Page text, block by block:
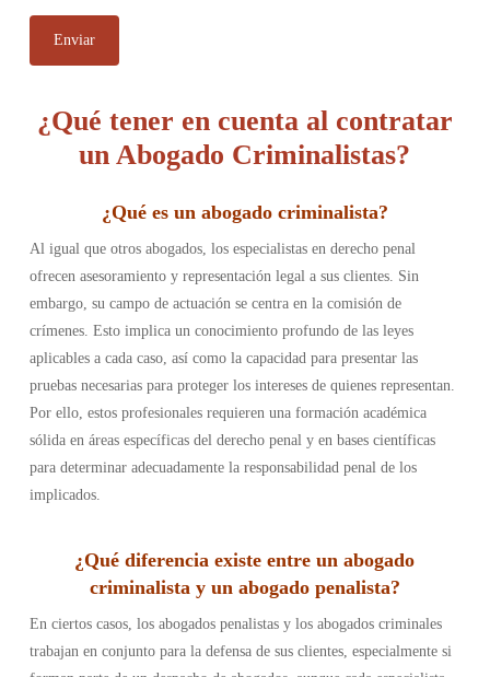
¿Qué tener en cuenta al contratar
un Abogado Criminalistas?
¿Qué es un abogado criminalista?
Al igual que otros abogados, los especialistas en derecho penal
ofrecen asesoramiento y representación legal a sus clientes. Sin
embargo, su campo de actuación se centra en la comisión de
crímenes. Esto implica un conocimiento profundo de las leyes
aplicables a cada caso, así como la capacidad para presentar las
pruebas necesarias para proteger los intereses de quienes representan.
Por ello, estos profesionales requieren una formación académica
sólida en áreas específicas del derecho penal y en bases científicas
para determinar adecuadamente la responsabilidad penal de los
implicados.
¿Qué diferencia existe entre un abogado
criminalista y un abogado penalista?
En ciertos casos, los abogados penalistas y los abogados criminales
trabajan en conjunto para la defensa de sus clientes, especialmente si